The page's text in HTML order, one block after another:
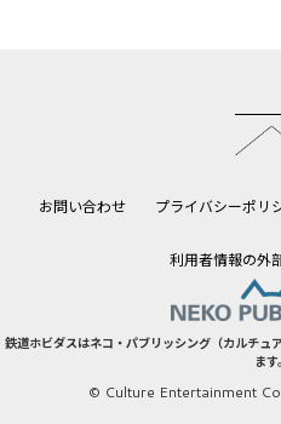
お問い合わせ プライバシーポリ
利用者情報の外
鉄道ホビダスはネコ・パブリッシング（カルチュ
ます。
© Culture Entertainment